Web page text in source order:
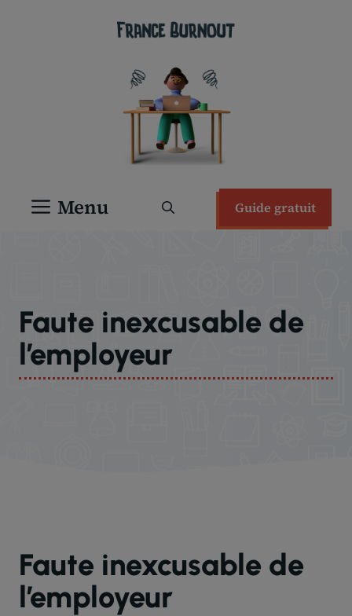
Menu Guide gratuit
Faute inexcusable de
l’employeur
Faute inexcusable de
l’employeur